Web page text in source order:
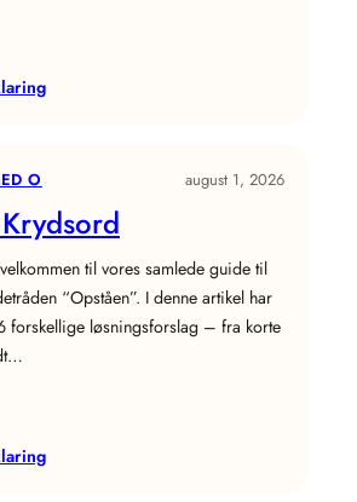
:
O august 1, 2026
til vores samlede guide til
“Opståen”. I denne artikel har
forskellige løsningsforslag – fra korte
: